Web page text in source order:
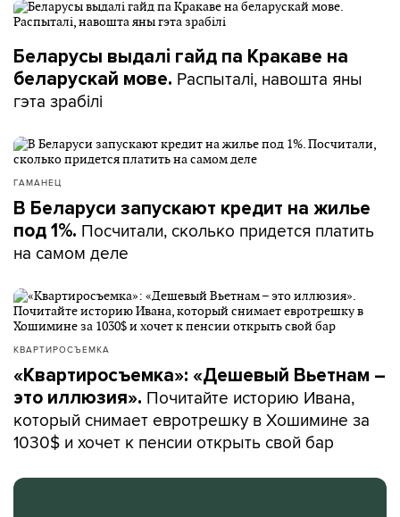
Беларусы выдалі гайд па Кракаве на
беларускай мове. Распыталі, навошта яны
гэта зрабілі
ГАМАНЕЦ
В Беларуси запускают кредит на жилье
под 1%. Посчитали, сколько придется платить
на самом деле
КВАРТИРОСЪЕМКА
«Квартиросъемка»: «Дешевый Вьетнам –
это иллюзия». Почитайте историю Ивана,
который снимает евротрешку в Хошимине за
1030$ и хочет к пенсии открыть свой бар